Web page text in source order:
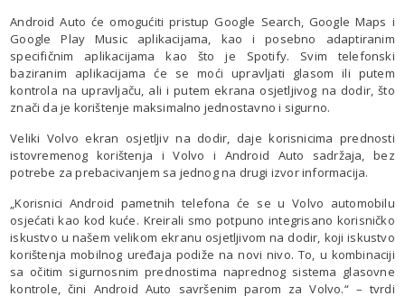
Android Auto će omogućiti pristup Google Search, Google Maps i
Google Play Music aplikacijama, kao i posebno adaptiranim
specifičnim aplikacijama kao što je Spotify. Svim telefonski
baziranim aplikacijama će se moći upravljati glasom ili putem
kontrola na upravljaču, ali i putem ekrana osjetljivog na dodir, što
znači da je korištenje maksimalno jednostavno i sigurno.
Veliki Volvo ekran osjetljiv na dodir, daje korisnicima prednosti
istovremenog korištenja i Volvo i Android Auto sadržaja, bez
potrebe za prebacivanjem sa jednog na drugi izvor informacija.
„Korisnici Android pametnih telefona će se u Volvo automobilu
osjećati kao kod kuće. Kreirali smo potpuno integrisano korisničko
iskustvo u našem velikom ekranu osjetljivom na dodir, koji iskustvo
korištenja mobilnog uređaja podiže na novi nivo. To, u kombinaciji
sa očitim sigurnosnim prednostima naprednog sistema glasovne
kontrole, čini Android Auto savršenim parom za Volvo.“ – tvrdi